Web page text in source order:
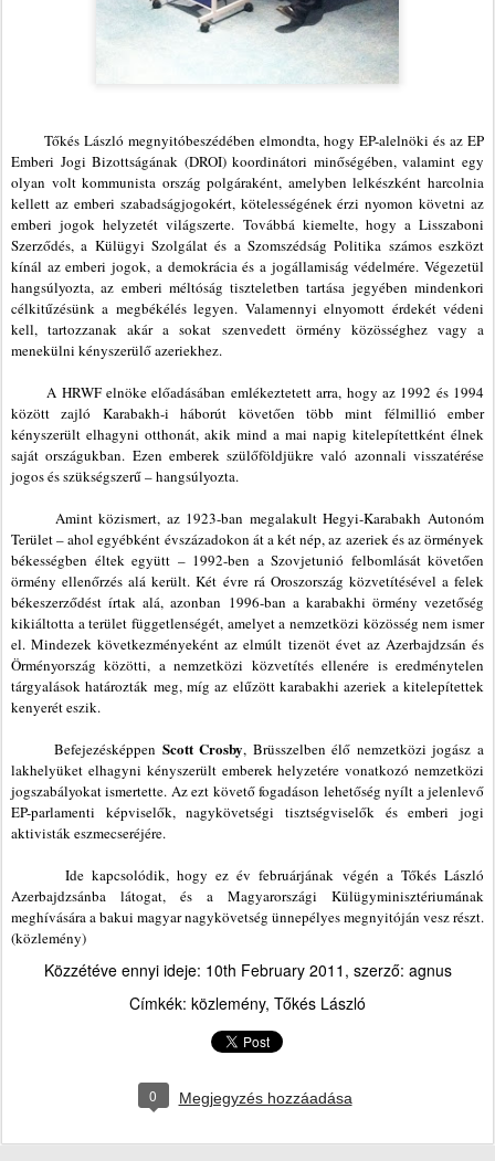
Tőkés László megnyitóbeszédében elmondta, hogy EP-alelnöki és az EP
Emberi Jogi Bizottságának (DROI) koordinátori minőségében, valamint egy
olyan volt kommunista ország polgáraként, amelyben lelkészként harcolnia
kellett az emberi szabadságjogokért, kötelességének érzi nyomon követni az
emberi jogok helyzetét világszerte. Továbbá kiemelte, hogy a Lisszaboni
Szerződés, a Külügyi Szolgálat és a Szomszédság Politika számos eszközt
kínál az emberi jogok, a demokrácia és a jogállamiság védelmére. Végezetül
hangsúlyozta, az emberi méltóság tiszteletben tartása jegyében mindenkori
célkitűzésünk a megbékélés legyen. Valamennyi elnyomott érdekét védeni
kell, tartozzanak akár a sokat szenvedett örmény közösséghez vagy a
menekülni kényszerülő azeriekhez.
A HRWF elnöke előadásában emlékeztetett arra, hogy az 1992 és 1994
között zajló Karabakh-i háborút követően több mint félmillió ember
kényszerült elhagyni otthonát, akik mind a mai napig kitelepítettként élnek
saját országukban. Ezen emberek szülőföldjükre való azonnali visszatérése
jogos és szükségszerű – hangsúlyozta.
Amint közismert, az 1923-ban megalakult Hegyi-Karabakh Autonóm
Terület – ahol egyébként évszázadokon át a két nép, az azeriek és az örmények
békességben éltek együtt – 1992-ben a Szovjetunió felbomlását követően
örmény ellenőrzés alá került. Két évre rá Oroszország közvetítésével a felek
békeszerződést írtak alá, azonban 1996-ban a karabakhi örmény vezetőség
kikiáltotta a terület függetlenségét, amelyet a nemzetközi közösség nem ismer
el. Mindezek következményeként az elmúlt tizenöt évet az Azerbajdzsán és
Örményország közötti, a nemzetközi közvetítés ellenére is eredménytelen
tárgyalások határozták meg, míg az elűzött karabakhi azeriek a kitelepítettek
kenyerét eszik.
Befejezésképpen Scott Crosby, Brüsszelben élő nemzetközi jogász a
lakhelyüket elhagyni kényszerült emberek helyzetére vonatkozó nemzetközi
jogszabályokat ismertette. Az ezt követő fogadáson lehetőség nyílt a jelenlevő
EP-parlamenti képviselők, nagykövetségi tisztségviselők és emberi jogi
aktivisták eszmecseréjére.
Ide kapcsolódik, hogy ez év februárjának végén a Tőkés László
Azerbajdzsánba látogat, és a Magyarországi Külügyminisztériumának
meghívására a bakui magyar nagykövetség ünnepélyes megnyitóján vesz részt.
(közlemény)
Közzétéve ennyi ideje: 10th February 2011 , szerző: agnus
Címkék: közlemény Tőkés László
0 Megjegyzés hozzáadása